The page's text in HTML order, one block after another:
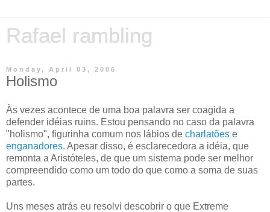
Rafael rambling
Monday, April 03, 2006
Holismo
Às vezes acontece de uma boa palavra ser coagida a
defender idéias ruins. Estou pensando no caso da palavra
"holismo", figurinha comum nos lábios de charlatões e
enganadores. Apesar disso, é esclarecedora a idéia, que
remonta a Aristóteles, de que um sistema pode ser melhor
compreendido como um todo do que como a soma de suas
partes.
Uns meses atrás eu resolvi descobrir o que Extreme